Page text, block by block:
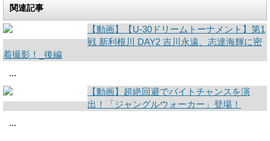
関連記事
【動画】【U-30ドリームトーナメント】第1
戦 新利根川 DAY2 吉川永遠、志達海輝に密
着撮影！_後編
...
【動画】超絶回避でバイトチャンスを演
出！「ジャングルウォーカー」登場！
...